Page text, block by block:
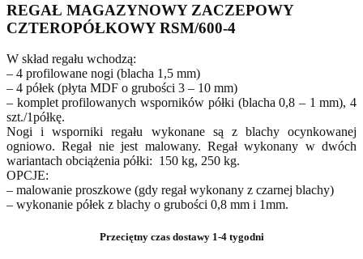
REGAŁ MAGAZYNOWY ZACZEPOWY
CZTEROPÓŁKOWY RSM/600-4
W skład regału wchodzą:
– 4 profilowane nogi (blacha 1,5 mm)
– 4 półek (płyta MDF o grubości 3 – 10 mm)
– komplet profilowanych wsporników półki (blacha 0,8 – 1 mm), 4
szt./1półkę.
Nogi i wsporniki regału wykonane są z blachy ocynkowanej
ogniowo. Regał nie jest malowany. Regał wykonany w dwóch
wariantach obciążenia półki: 150 kg, 250 kg.
OPCJE:
– malowanie proszkowe (gdy regał wykonany z czarnej blachy)
– wykonanie półek z blachy o grubości 0,8 mm i 1mm.
Przeciętny czas dostawy 1-4 tygodni